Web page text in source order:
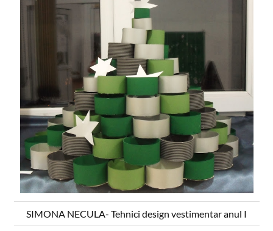
SIMONA NECULA- Tehnici design vestimentar anul I